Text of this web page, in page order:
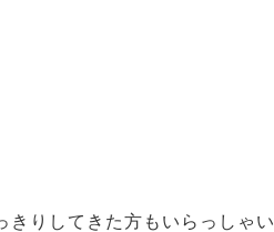
きりしてきた方もいらっしゃい